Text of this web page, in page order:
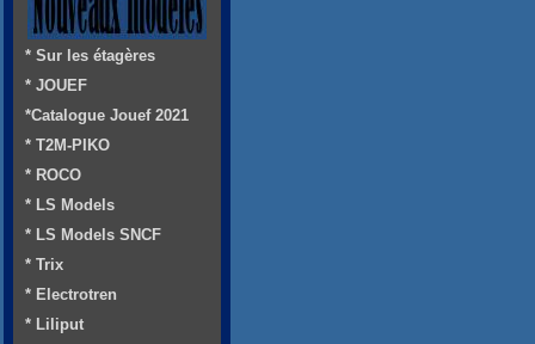
* Sur les étagères
* JOUEF
*Catalogue Jouef 2021
* T2M-PIKO
* ROCO
* LS Models
* LS Models SNCF
* Trix
* Electrotren
* Liliput